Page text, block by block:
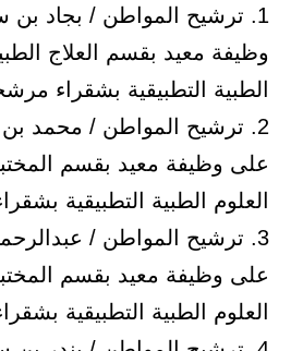
1. ترشيح المواطن / بجاد
وظيفة معيد بقسم العلاج
الطبية التطبيقية بشقراء
2. ترشيح المواطن / محمد بن
على وظيفة معيد بقسم
العلوم الطبية التطبيقية
3. ترشيح المواطن /
على وظيفة معيد بقسم
العلوم الطبية التطبيقية